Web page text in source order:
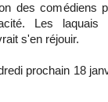
des comédiens
Les laquais
s'en réjouir.
prochain 18